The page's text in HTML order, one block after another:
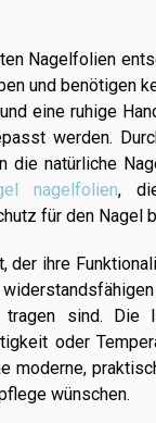
Nagelfolien
und benötigen
eine ruhige
werden.
natürliche
nagelfolien,
für den Nagel
ihre
sind. Die
oder
moderne,
wünschen.